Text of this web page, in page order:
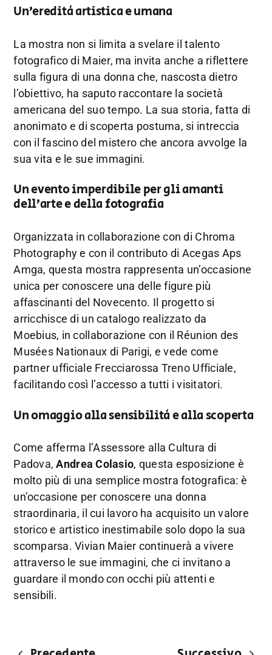
Un’eredità artistica e umana
La mostra non si limita a svelare il talento
fotografico di Maier, ma invita anche a riflettere
sulla figura di una donna che, nascosta dietro
l’obiettivo, ha saputo raccontare la società
americana del suo tempo. La sua storia, fatta di
anonimato e di scoperta postuma, si intreccia
con il fascino del mistero che ancora avvolge la
sua vita e le sue immagini.
Un evento imperdibile per gli amanti
dell’arte e della fotografia
Organizzata in collaborazione con di Chroma
Photography e con il contributo di Acegas Aps
Amga, questa mostra rappresenta un’occasione
unica per conoscere una delle figure più
affascinanti del Novecento. Il progetto si
arricchisce di un catalogo realizzato da
Moebius, in collaborazione con il Réunion des
Musées Nationaux di Parigi, e vede come
partner ufficiale Frecciarossa Treno Ufficiale,
facilitando così l’accesso a tutti i visitatori.
Un omaggio alla sensibilità e alla scoperta
Come afferma l’Assessore alla Cultura di
Padova,Andrea Colasio, questa esposizione è
molto più di una semplice mostra fotografica: è
un’occasione per conoscere una donna
straordinaria, il cui lavoro ha acquisito un valore
storico e artistico inestimabile solo dopo la sua
scomparsa. Vivian Maier continuerà a vivere
attraverso le sue immagini, che ci invitano a
guardare il mondo con occhi più attenti e
sensibili.